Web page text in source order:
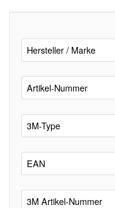
Hersteller / Marke
Artikel-Nummer
3M-Type
EAN
3M Artikel-Nummer